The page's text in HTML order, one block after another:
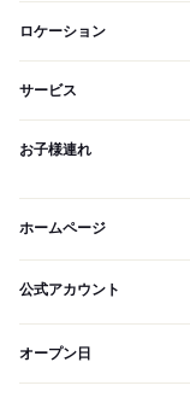
ロケーション
サービス
お子様連れ
ホームページ
公式アカウント
オープン日